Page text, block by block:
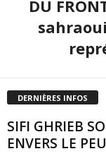
DU
DERNIÈRES INFOS
SIFI GHRIEB
ENVERS LE